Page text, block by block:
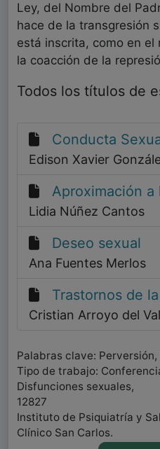
Ley, del Nombre del
hace de la transgresión
está inscrita, como en el
la coacción de la
Todos los títulos de
Conducta
Edison Xavier
Aproximación a
Lidia Núñez Cantos
Deseo sexual
Ana Fuentes Merlos
Trastornos de
Cristian Arroyo del Val
Palabras clave:
Tipo de trabajo:
Disfunciones sexuales,
12827
Instituto de Psiquiatría y
Clínico San Carlos.